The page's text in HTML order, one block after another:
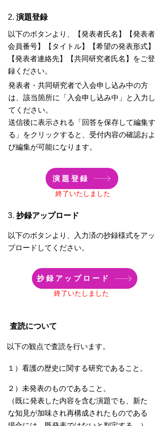
2. 演題登録
以下のボタンより、【発表者氏名】【発表者
会員番号】【タイトル】【希望の発表形式】
【発表者連絡先】【共同研究者氏名】をご登
録ください。
演題登録
発表者・共同研究者で入会申し込み中の方
は、該当箇所に「入会申し込み中」と入力し
てください。
送信後に表示される「回答を保存して編集す
る」をクリックすると、 受付内容の確認およ
び編集が可能になります。
終了いたしました
3. 抄録アップロード
以下のボタンより、入力済の抄録様式をアッ
プロードしてください。
抄録アップロード
終了いたしました
査読について
以下の観点で査読を行います。
１）看護の歴史に関する研究であること。
２）未発表のものであること。
（既に発表した内容を含む演題でも、新た
な知見が加味され再構成されたものである